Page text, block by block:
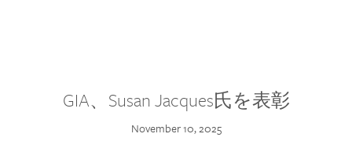
GIA、Susan Jacques氏を表彰
November 10, 2025